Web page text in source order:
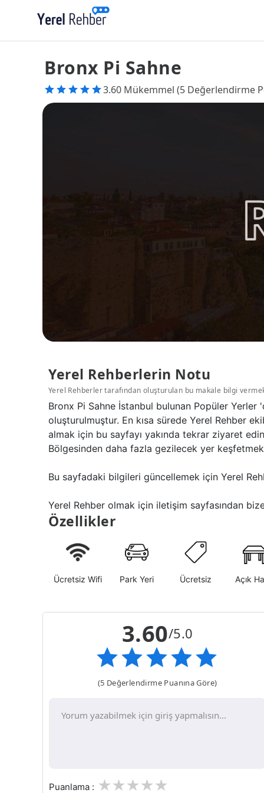
Bronx Pi Sahne
3.60 Mükemmel (5 Değerlendirme
Yerel Rehberlerin Notu
Yerel Rehberler tarafından oluşturulan bu makale bilgi
Bronx Pi Sahne İstanbul bulunan Popüler
oluşturulmuştur. En kısa sürede Yerel Rehber
almak için bu sayfayı yakında tekrar ziyaret
Bölgesinden daha fazla gezilecek yer
Bu sayfadaki bilgileri güncellemek için Yerel
Yerel Rehber olmak için iletişim sayfasından
Özellikler
Ücretsiz Wifi Park Yeri Ücretsiz Açık
3.60/5.0
(5 Değerlendirme Puanına Göre)
Puanlama : 3
2
1